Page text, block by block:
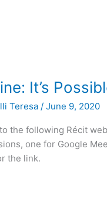
It’s
Teresa/June 9, 2020
the following Récit
one for Google
the link.